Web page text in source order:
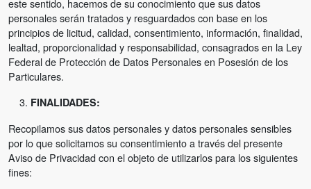
este sentido, hacemos de su conocimiento que sus datos
personales serán tratados y resguardados con base en los
principios de licitud, calidad, consentimiento, información, finalidad,
lealtad, proporcionalidad y responsabilidad, consagrados en la Ley
Federal de Protección de Datos Personales en Posesión de los
Particulares.
FINALIDADES:
Recopilamos sus datos personales y datos personales sensibles
por lo que solicitamos su consentimiento a través del presente
Aviso de Privacidad con el objeto de utilizarlos para los siguientes
fines: